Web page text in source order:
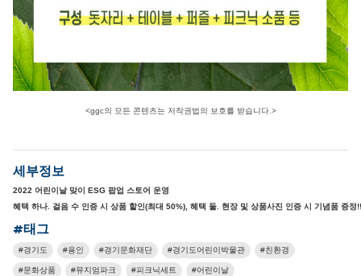
<ggc의 모든 콘텐츠는 저작권법의 보호를 받습니다.>
세부정보
2022 어린이날 맞이 ESG 팝업 스토어 운영
혜택 하나. 걸음 수 인증 시 상품 할인(최대 50%), 혜택 둘. 현장 및 상품사진 인증 시 기념품 증정!!
#태그
경기도 용인 경기문화재단 경기도어린이박물관 친환경
문화상품 뮤지엄파크 피크닉세트 어린이날